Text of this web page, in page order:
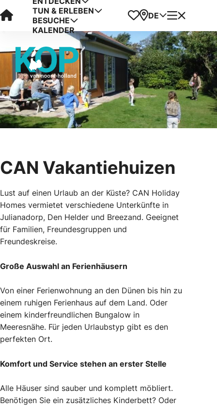
Visit Kop van Holland
TUN & ERLEBEN
BESUCHE
KALENDER
Favoriten
Karte
DE Menü
CAN Vakantiehuizen
Lust auf einen Urlaub an der Küste? CAN Holiday
Homes vermietet verschiedene Unterkünfte in
Julianadorp, Den Helder und Breezand. Geeignet
für Familien, Freundesgruppen und
Freundeskreise.
Große Auswahl an Ferienhäusern
Von einer Ferienwohnung an den Dünen bis hin zu
einem ruhigen Ferienhaus auf dem Land. Oder
einem kinderfreundlichen Bungalow in
Meeresnähe. Für jeden Urlaubstyp gibt es den
perfekten Ort.
Komfort und Service stehen an erster Stelle
Alle Häuser sind sauber und komplett möbliert.
Benötigen Sie ein zusätzliches Kinderbett? Oder